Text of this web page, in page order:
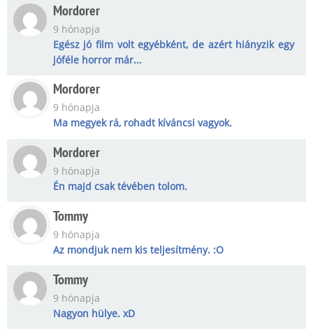
Mordorer
9 hónapja
Egész jó film volt egyébként, de azért hiányzik egy
jóféle horror már...
Mordorer
9 hónapja
Ma megyek rá, rohadt kíváncsi vagyok.
Mordorer
9 hónapja
Én majd csak tévében tolom.
Tommy
9 hónapja
Az mondjuk nem kis teljesítmény. :O
Tommy
9 hónapja
Nagyon hülye. xD